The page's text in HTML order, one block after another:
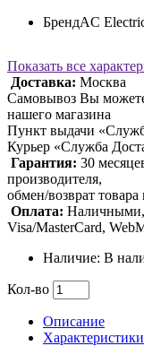
БрендAC
Показать все
Доставка: Москва
Самовывоз Вы можете
нашего магазина
Пункт выдачи
Курьер «Служба
Гарантия: 30
производителя,
обмен/возврат
Оплата: Наличными,
Visa/MasterCard,
Наличие: В
Кол-во
Описание
Характеристики